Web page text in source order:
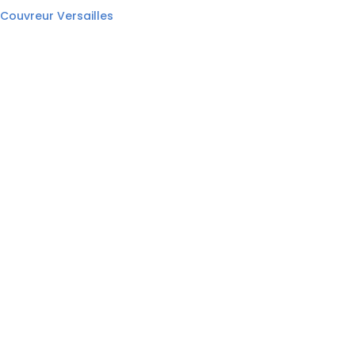
Couvreur Versailles